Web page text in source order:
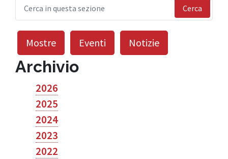
Cerca
Mostre Eventi Notizie
Archivio
2026
2025
2024
2023
2022